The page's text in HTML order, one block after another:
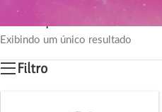
Produtos marcados com a tag
com Brinquedos”
Exibindo um único resultado
Filtro